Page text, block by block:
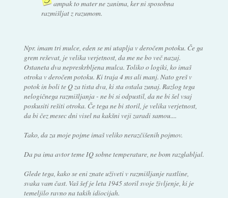
ampak to mater ne zanima, ker ni sposobna
razmišljat z razumom.
Npr. imam tri mulce, eden se mi utaplja v deročem potoku. Če ga
grem reševat, je velika verjetnost, da me ne bo več nazaj.
Ostaneta dva nepreskrbljena mulca. Toliko o logiki, ko imaš
otroka v deročem potoku. Ki traja 4 ms ali manj. Nato greš v
potok in boli te Q za tista dva, ki sta ostala zunaj. Razlog tega
nelogičnega razmišljanja - ne bi si odpustil, da ne bi šel vsaj
poskusiti rešiti otroka. Če tega ne bi storil, je velika verjetnost,
da bi čez mesec dni visel na kakšni veji zaradi samou....
Tako, da za moje pojme imaš veliko nerazčišenih pojmov.
Da pa ima avtor teme IQ sobne temperature, ne bom razglabljal.
Glede tega, kako se eni znate uživeti v razmišljanje rastline,
svaka vam čast. Vaš šef je leta 1945 storil svoje življenje, ki je
temeljilo ravno na takih idiocijah.